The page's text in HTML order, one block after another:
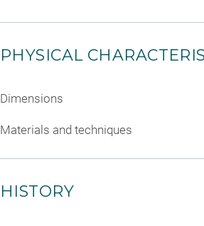
PHYSICAL
Dimensions
Materials and techniques
HISTORY